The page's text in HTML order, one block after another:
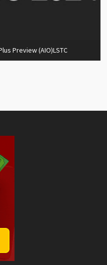
Preview (AIO)LSTC